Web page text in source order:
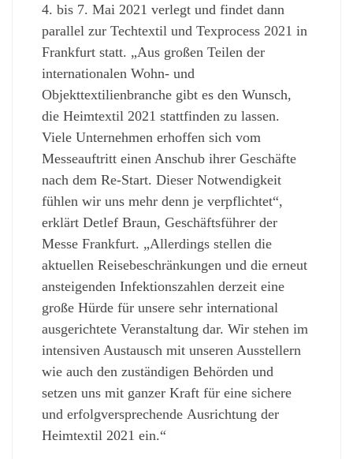
4. bis 7. Mai 2021 verlegt und findet dann
parallel zur Techtextil und Texprocess 2021 in
Frankfurt statt. „Aus großen Teilen der
internationalen Wohn- und
Objekttextilienbranche gibt es den Wunsch,
die Heimtextil 2021 stattfinden zu lassen.
Viele Unternehmen erhoffen sich vom
Messeauftritt einen Anschub ihrer Geschäfte
nach dem Re-Start. Dieser Notwendigkeit
fühlen wir uns mehr denn je verpflichtet“,
erklärt Detlef Braun, Geschäftsführer der
Messe Frankfurt. „Allerdings stellen die
aktuellen Reisebeschränkungen und die erneut
ansteigenden Infektionszahlen derzeit eine
große Hürde für unsere sehr international
ausgerichtete Veranstaltung dar. Wir stehen im
intensiven Austausch mit unseren Ausstellern
wie auch den zuständigen Behörden und
setzen uns mit ganzer Kraft für eine sichere
und erfolgversprechende Ausrichtung der
Heimtextil 2021 ein.“